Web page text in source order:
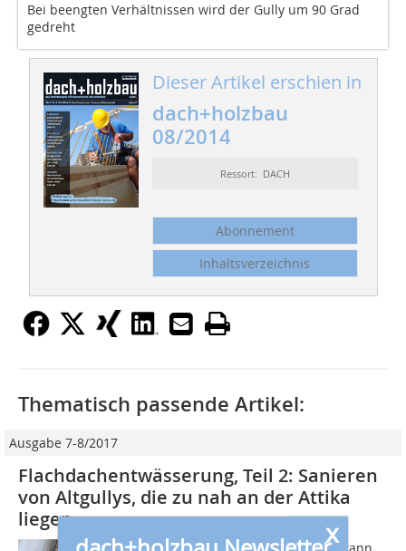
Bei beengten Verhältnissen wird der Gully um ­90 Grad
gedreht
Dieser Artikel erschien in
dach+holzbau
08/2014
Ressort: DACH
Abonnement
Inhaltsverzeichnis
x
Thematisch passende Artikel:
Ausgabe 7-8/2017
Flachdachentwässerung, Teil 2: Sanieren
von Altgullys, die zu nah an der Attika
liegen